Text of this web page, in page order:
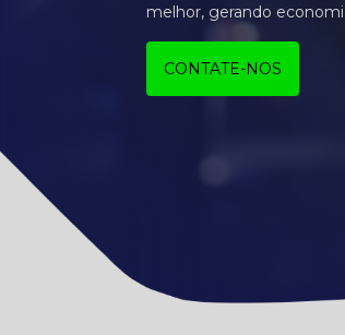
melhor, gerando
CONTATE-NOS